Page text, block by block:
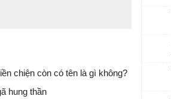
chiện còn có tên là gì không?
hung thần